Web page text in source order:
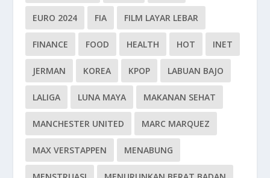
EURO 2024 FIA FILM LAYAR LEBAR
FINANCE FOOD HEALTH HOT INET
JERMAN KOREA KPOP LABUAN BAJO
LALIGA LUNA MAYA MAKANAN SEHAT
MANCHESTER UNITED MARC MARQUEZ
MAX VERSTAPPEN MENABUNG